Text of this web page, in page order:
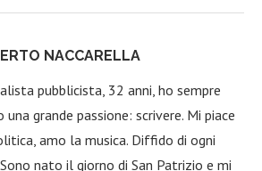
NACCARELLA
pubblicista, 32 anni, ho sempre
una grande passione: scrivere. Mi piace
amo la musica. Diffido di ogni
nato il giorno di San Patrizio e mi